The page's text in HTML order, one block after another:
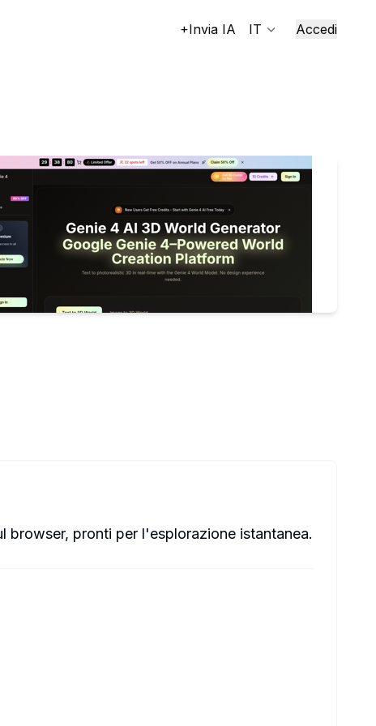
+Invia IA IT Accedi
browser, pronti per l'esplorazione istantanea.